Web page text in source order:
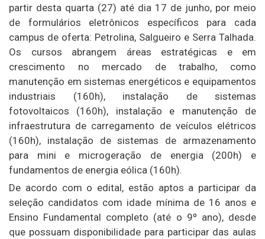
partir desta quarta (27) até dia 17 de junho, por meio
de formulários eletrônicos específicos para cada
campus de oferta: Petrolina, Salgueiro e Serra Talhada.
Os cursos abrangem áreas estratégicas e em
crescimento no mercado de trabalho, como
manutenção em sistemas energéticos e equipamentos
industriais (160h), instalação de sistemas
fotovoltaicos (160h), instalação e manutenção de
infraestrutura de carregamento de veículos elétricos
(160h), instalação de sistemas de armazenamento
para mini e microgeração de energia (200h) e
fundamentos de energia eólica (160h).
De acordo com o edital, estão aptos a participar da
seleção candidatos com idade mínima de 16 anos e
Ensino Fundamental completo (até o 9º ano), desde
que possuam disponibilidade para participar das aulas